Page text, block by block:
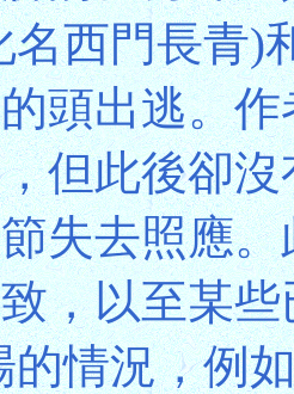
名西門長青)
頭出逃。
但此後卻
失去照應
，以至某
的情況，例